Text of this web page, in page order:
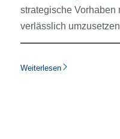
strategische Vorhaben
verlässlich
Weiterlesen